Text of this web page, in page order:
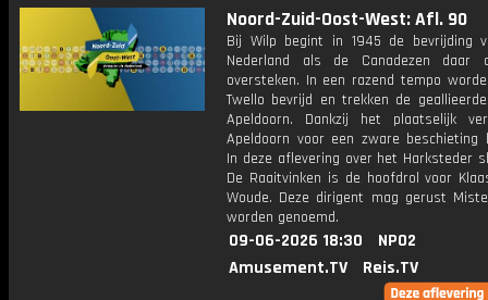
Noord-Zuid-Oost-West: Afl. 90
Bij Wilp begint in 1945 de bevrijding
Nederland als de Canadezen daar
oversteken. In een razend tempo
Twello bevrijd en trekken de
Apeldoorn. Dankzij het plaatselijk
Apeldoorn voor een zware beschieting
In deze aflevering over het Harksteder
De Raaitvinken is de hoofdrol voor
Woude. Deze dirigent mag gerust
worden genoemd.
09-06-2026 18:30
NPO2
Amusement.TV
Reis.TV